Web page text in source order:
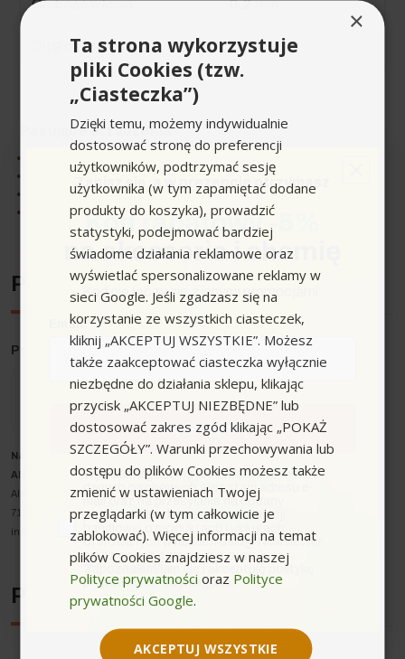
Grubość włosia 0,2 mm
Długość włosia 11,5 mm
Pasujące urządzenia
BR 30/4 C + MF
BR 30/4 C Adv
BR 30/4 C Bp Pack
Producent
Producent : Karcher
Nazwa producenta oraz o soba odpowiedzialna w UE :
Alfred Kärcher SE & Co. KG
Alfred-Kärcher-Strasse 28-40
71364 Winnenden
info@karcher.com
Podobne urządzenia
×
Ta strona wykorzystuje
pliki Cookies (tzw.
„Ciasteczka”)
Dzięki temu, możemy indywidualnie
dostosować stronę do preferencji
użytkowników, podtrzymać sesję
użytkownika (w tym zapamiętać dodane
produkty do koszyka), prowadzić
statystyki, podejmować bardziej
świadome działania reklamowe oraz
wyświetlać spersonalizowane reklamy w
sieci Google. Jeśli zgadzasz się na
korzystanie ze wszystkich ciasteczek,
kliknij „AKCEPTUJ WSZYSTKIE”. Możesz
także zaakceptować ciasteczka wyłącznie
niezbędne do działania sklepu, klikając
przycisk „AKCEPTUJ NIEZBĘDNE” lub
dostosować zakres zgód klikając „POKAŻ
SZCZEGÓŁY”. Warunki przechowywania lub
dostępu do plików Cookies możesz także
zmienić w ustawieniach Twojej
przeglądarki (w tym całkowicie je
zablokować). Więcej informacji na temat
plików Cookies znajdziesz w naszej
Polityce prywatności oraz Polityce
prywatności Google.
AKCEPTUJ WSZYSTKIE
Zapisz się, a w prezencie otrzymasz
Kod rabatowy -5%
na akcesoria i chemię
Kod nie łączy się z innymi promocjami.
Email
Zapisuję się
zgodaWyrażam zgodę na przetwarzanie moich
danych osobowych w postaci adresu e-
mail oraz na przesyłanie na podany
przeze mnie adres e-mail informacji
handlowej o produktach i usługach
oferowanych w ramach usługi Newsletter
przez ocean.com sp. z o.o. sp. k.
Zapoznałem/łam się i akceptuję politykę
prywatności. *(wymagane)